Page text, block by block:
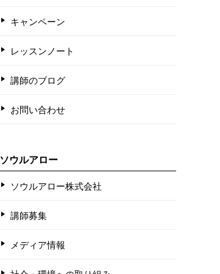
キャンペーン
レッスンノート
講師のブログ
お問い合わせ
ソウルアロー
ソウルアロー株式会社
講師募集
メディア情報